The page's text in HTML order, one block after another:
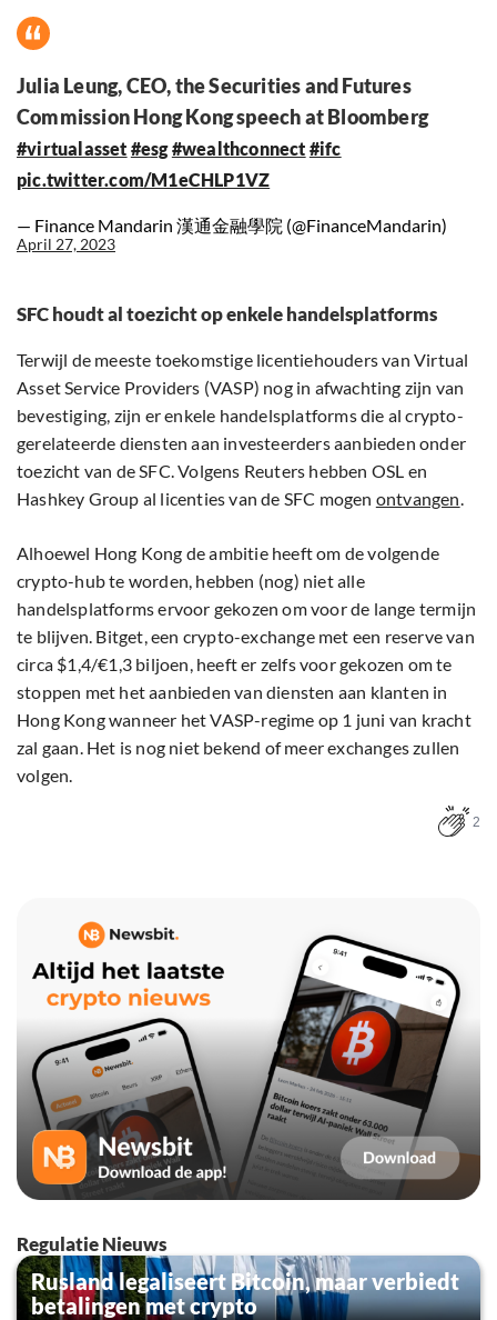
Julia Leung, CEO, the Securities and Futures
Commission Hong Kong speech at Bloomberg
#virtualasset #esg#wealthconnect #ifc
pic.twitter.com/M1eCHLP1VZ
— Finance Mandarin 漢通金融學院 (@FinanceMandarin)
April 27, 2023
SFC houdt al toezicht op enkele handelsplatforms
Terwijl de meeste toekomstige licentiehouders van Virtual
Asset Service Providers (VASP) nog in afwachting zijn van
bevestiging, zijn er enkele handelsplatforms die al crypto-
gerelateerde diensten aan investeerders aanbieden onder
toezicht van de SFC. Volgens Reuters hebben OSL en
Hashkey Group al licenties van de SFC mogen ontvangen.
Alhoewel Hong Kong de ambitie heeft om de volgende
crypto-hub te worden, hebben (nog) niet alle
handelsplatforms ervoor gekozen om voor de lange termijn
te blijven. Bitget, een crypto-exchange met een reserve van
circa $1,4/€1,3 biljoen, heeft er zelfs voor gekozen om te
stoppen met het aanbieden van diensten aan klanten in
Hong Kong wanneer het VASP-regime op 1 juni van kracht
zal gaan. Het is nog niet bekend of meer exchanges zullen
volgen.
2
Regulatie Nieuws
Rusland legaliseert Bitcoin, maar verbiedt
betalingen met crypto